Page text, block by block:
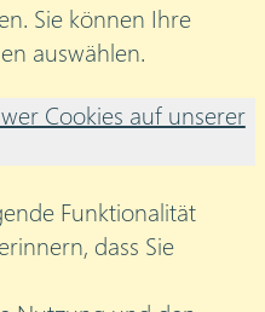
Sie können Ihre
auswählen.
Cookies auf unserer
Funktionalität
dass Sie
ein paar
ist. Aber wie